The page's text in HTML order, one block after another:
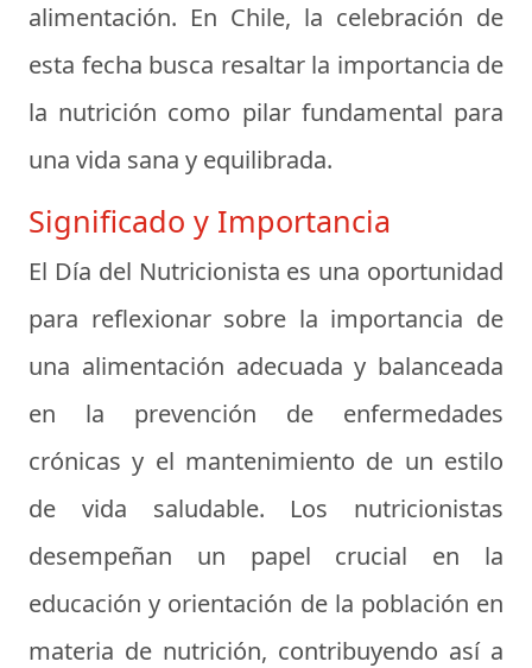
alimentación. En Chile, la celebración de
esta fecha busca resaltar la importancia de
la nutrición como pilar fundamental para
una vida sana y equilibrada.
Significado y Importancia
El Día del Nutricionista es una oportunidad
para reflexionar sobre la importancia de
una alimentación adecuada y balanceada
en la prevención de enfermedades
crónicas y el mantenimiento de un estilo
de vida saludable. Los nutricionistas
desempeñan un papel crucial en la
educación y orientación de la población en
materia de nutrición, contribuyendo así a